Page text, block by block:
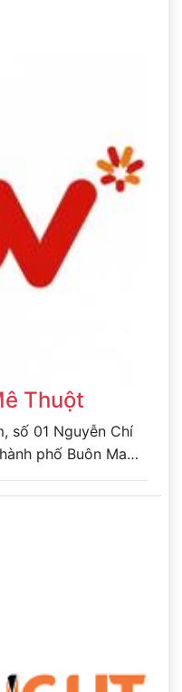
Thuột
số 01 Nguyễn Chí
phố Buôn Ma
Lak